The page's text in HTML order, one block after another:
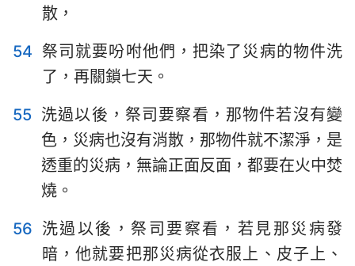
散，
54 祭司就要吩咐他們，把染了災病的物件洗
了，再關鎖七天。
55 洗過以後，祭司要察看，那物件若沒有變
色，災病也沒有消散，那物件就不潔淨，是
透重的災病，無論正面反面，都要在火中焚
燒。
56 洗過以後，祭司要察看，若見那災病發
暗，他就要把那災病從衣服上、皮子上、